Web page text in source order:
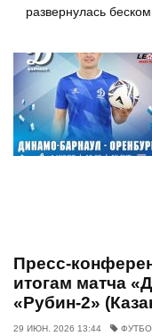
развернулась
Пресс-
итогам матча
«Рубин-2»
29 ИЮН. 2026 13:44